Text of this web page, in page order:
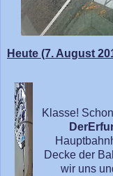
Heute (7. August
Klasse!
Decke der
wir uns